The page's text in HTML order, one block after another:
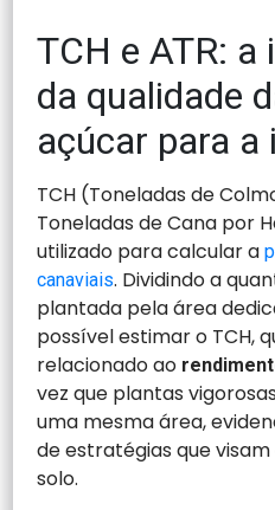
TCH e ATR:
da qualidade
açúcar para a
TCH (Toneladas de
Toneladas de Cana por
utilizado para calcular a
canaviais. Dividindo a
plantada pela área
possível estimar o TCH,
relacionado ao
vez que plantas
uma mesma área,
de estratégias que
solo.